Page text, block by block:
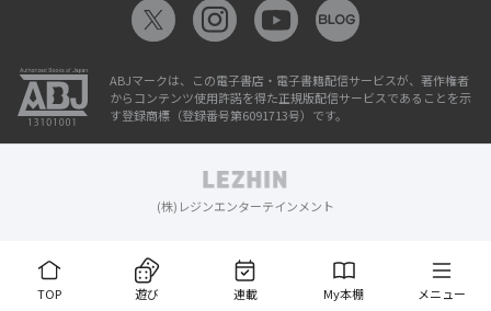
TOP 遊び 連載 My本棚 メニュー
ABJマークは、この電子書店・電子書籍配信サービスが、著作権者
からコンテンツ使用許諾を得た正規版配信サービスであることを示
す登録商標（登録番号第6091713号）です。
(株)レジンエンターテインメント